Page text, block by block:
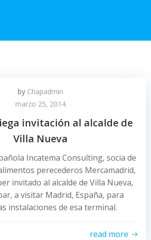
by Chapadmin
marzo 25, 2014
invitación al alcalde de
Villa Nueva
Incatema Consulting, socia de
perecederos Mercamadrid,
invitado al alcalde de Villa Nueva,
a visitar Madrid, España, para
instalaciones de esa terminal.
read more